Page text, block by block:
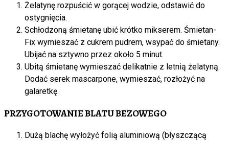
Żelatynę rozpuścić w gorącej wodzie, odstawić do
ostygnięcia.
Schłodzoną śmietanę ubić krótko mikserem. Śmietan-
Fix wymieszać z cukrem pudrem, wsypać do śmietany.
Ubijać na sztywno przez około 5 minut.
Ubitą śmietanę wymieszać delikatnie z letnią żelatyną.
Dodać serek mascarpone, wymieszać, rozłożyć na
galaretkę.
PRZYGOTOWANIE BLATU BEZOWEGO
Dużą blachę wyłożyć folią aluminiową (błyszczącą